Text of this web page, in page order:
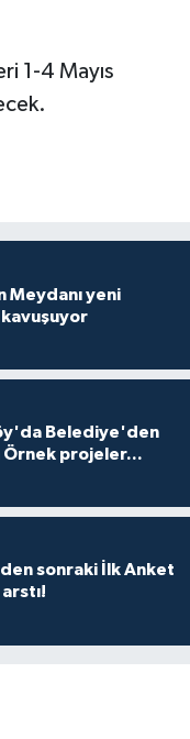
1-4 Mayıs
Meydanı yeni
Belediye'den
Örnek projeler...
sonraki İlk Anket